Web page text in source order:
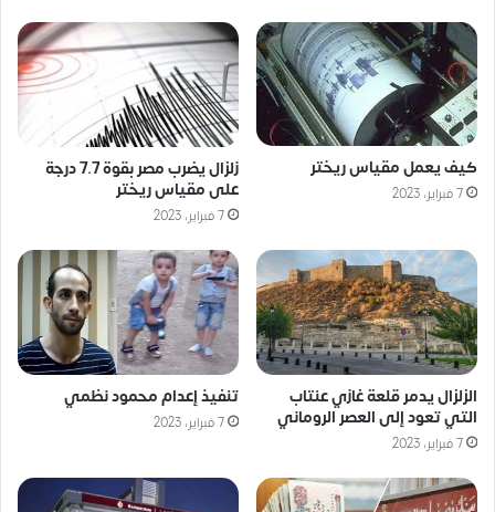
كيف يعمل مقياس ريختر
7 فبراير، 2023
زلزال يضرب مصر بقوة 7.7 درجة
على مقياس ريختر
7 فبراير، 2023
الزلزال يدمر قلعة غازي عنتاب
التي تعود إلى العصر الروماني
7 فبراير، 2023
تنفيذ إعدام محمود نظمي
7 فبراير، 2023